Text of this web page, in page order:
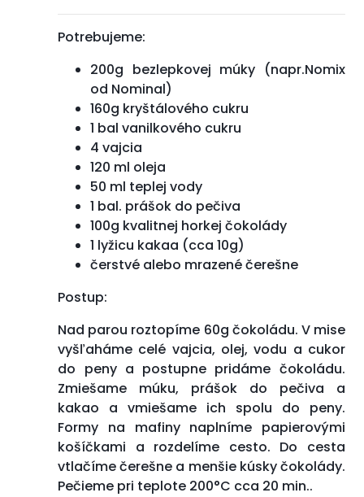
Potrebujeme:
200g bezlepkovej múky (napr.Nomix
od Nominal)
160g kryštálového cukru
1 bal vanilkového cukru
4 vajcia
120 ml oleja
50 ml teplej vody
1 bal. prášok do pečiva
100g kvalitnej horkej čokolády
1 lyžicu kakaa (cca 10g)
čerstvé alebo mrazené čerešne
Postup:
Nad parou roztopíme 60g čokoládu. V mise
vyšľaháme celé vajcia, olej, vodu a cukor
do peny a postupne pridáme čokoládu.
Zmiešame múku, prášok do pečiva a
kakao a vmiešame ich spolu do peny.
Formy na mafiny naplníme papierovými
košíčkami a rozdelíme cesto. Do cesta
vtlačíme čerešne a menšie kúsky čokolády.
Pečieme pri teplote 200°C cca 20 min..